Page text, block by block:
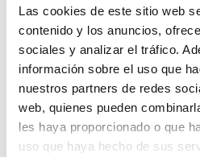
Las cookies de este sitio web
contenido y los anuncios,
sociales y analizar el tráfico.
información sobre el uso que
nuestros partners de redes
web, quienes pueden
les haya proporcionado o que
uso que haya hecho de sus
chevron_left chevron_right